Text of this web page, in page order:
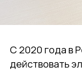
С 2020 года в
действовать